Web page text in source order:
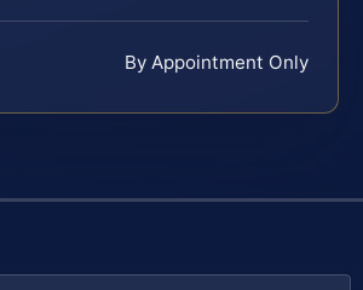
By Appointment Only